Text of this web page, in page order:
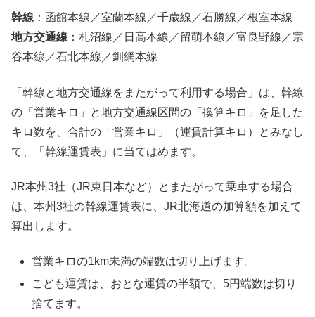
幹線 ：函館本線／室蘭本線／千歳線／石勝線／根室本線
地方交通線 ：札沼線／日高本線／留萌本線／富良野線／宗
谷本線／石北本線／釧網本線
「幹線と地方交通線をまたがって利用する場合」は、幹線
の「営業キロ」と地方交通線区間の「換算キロ」を足した
キロ数を、合計の「営業キロ」（運賃計算キロ）とみなし
て、「幹線運賃表」に当てはめます。
JR本州3社（JR東日本など）とまたがって乗車する場合
は、本州3社の幹線運賃表に、JR北海道の加算額を加えて
算出します。
営業キロの1km未満の端数は切り上げます。
こども運賃は、おとな運賃の半額で、5円端数は切り
捨てます。